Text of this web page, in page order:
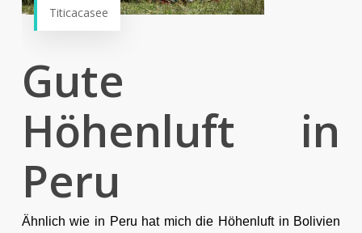
Titicacasee
Gute
Höhenluft in
Peru
Ähnlich wie in Peru hat mich die Höhenluft in Bolivien